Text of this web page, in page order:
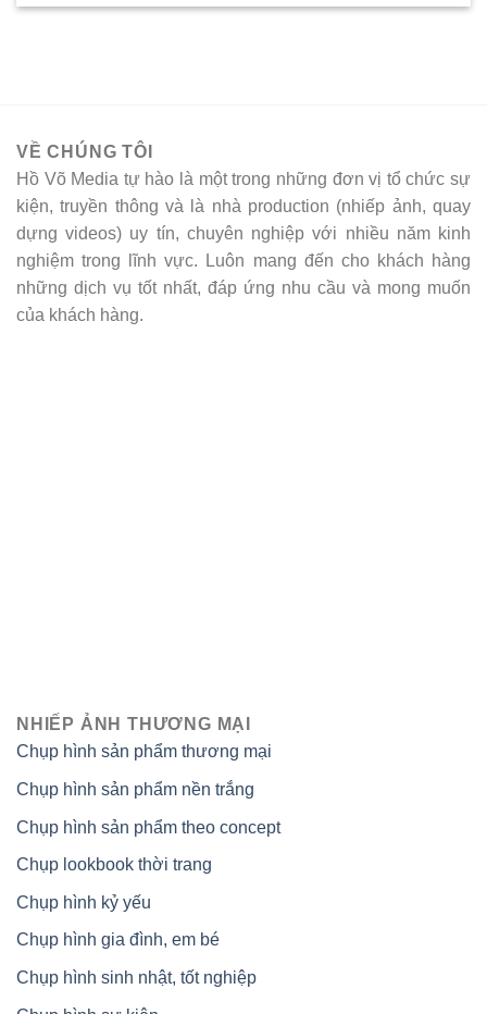
VỀ CHÚNG TÔI
Hồ Võ Media tự hào là một trong những đơn vị tổ chức sự
kiện, truyền thông và là nhà production (nhiếp ảnh, quay
dựng videos) uy tín, chuyên nghiệp với nhiều năm kinh
nghiệm trong lĩnh vực. Luôn mang đến cho khách hàng
những dịch vụ tốt nhất, đáp ứng nhu cầu và mong muốn
của khách hàng.
NHIẾP ẢNH THƯƠNG MẠI
Chụp hình sản phẩm thương mại
Chụp hình sản phẩm nền trắng
Chụp hình sản phẩm theo concept
Chụp lookbook thời trang
Chụp hình kỷ yếu
Chụp hình gia đình, em bé
Chụp hình sinh nhật, tốt nghiệp